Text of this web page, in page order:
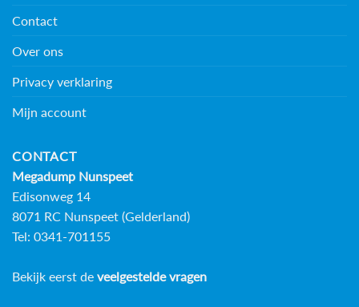
Contact
Over ons
Privacy verklaring
Mijn account
CONTACT
Megadump Nunspeet
Edisonweg 14
8071 RC Nunspeet (Gelderland)
Tel: 0341-701155
Bekijk eerst de veelgestelde vragen